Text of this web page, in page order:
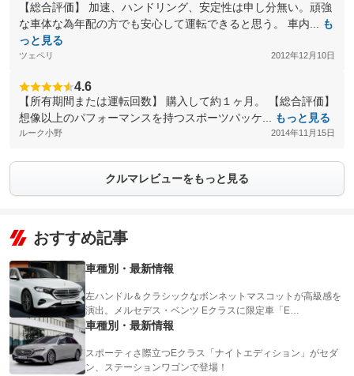
【総合評価】 加速、ハンドリング、安定性は申し分無い。頑強
な車体な為年配の方でも安心して運転できると思う。 車内...
も
っと見る
ツェペリ 2012年12月10日
4.6
【所有期間または運転回数】 購入して約１ヶ月。 【総合評価】
想像以上のパフォーマンスを持つスポーツパッケ...
もっと見る
ルーク小野 2014年11月15日
クルマレビューをもっと見る
おすすめ記事
車種別・最新情報
左ハンドル＆クラシックなボンネットマスコットが高級感を
演出。メルセデス・ベンツ Eクラスに限定車「E…
車種別・最新情報
スポーティさ際立つEクラス「ナイトエディション」がセダ
ン、ステーションワゴンで登場！